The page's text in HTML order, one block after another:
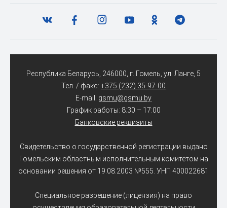
Республика Беларусь, 246000, г. Гомель, ул. Ланге, 5
Тел. / факс: +375 (232) 35-97-00
E-mail: gsmu@gsmu.by
График работы: 8:30 – 17:00
Банковские реквизиты
Свидетельство о государственной регистрации выдано
Гомельским областным исполнительным комитетом на
основании решения от 19.08.2003 №555. УНП 400022681
Специальное разрешение (лицензия) на право